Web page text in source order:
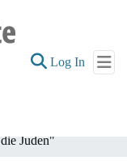
Log In (current)
Juden"